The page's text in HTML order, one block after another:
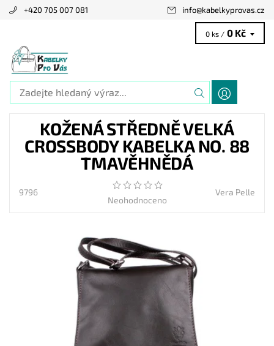
+420 705 007 081 info@kabelkyprovas.cz
0 ks / 0 Kč
KOŽENÁ STŘEDNĚ VELKÁ
CROSSBODY KABELKA NO. 88
TMAVĚHNĚDÁ
9796
Neohodnoceno
Vera Pelle